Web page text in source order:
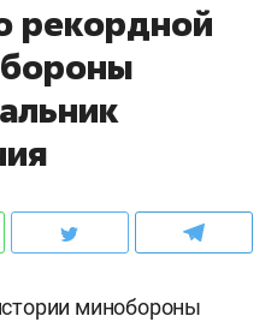
рекордной
минобороны